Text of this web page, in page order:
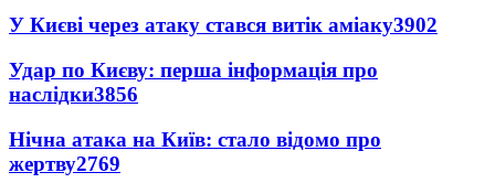
У Києві через атаку стався витік аміаку3902
Удар по Києву: перша інформація про
наслідки3856
Нічна атака на Київ: стало відомо про
жертву2769